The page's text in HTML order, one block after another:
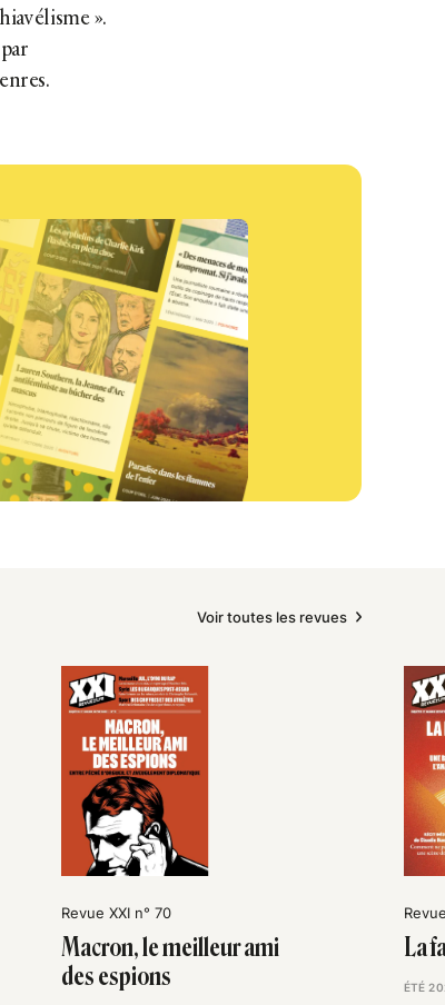
».
Voir toutes les revues
Revue XXI n° 70
Macron, le meilleur ami
des espions
La
ÉTÉ